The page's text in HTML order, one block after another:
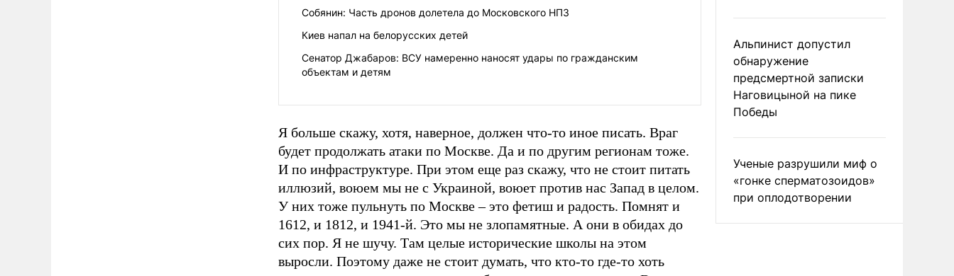
Собянин: Часть дронов долетела до Московского НПЗ
Киев напал на белорусских детей
Сенатор Джабаров: ВСУ намеренно наносят удары по гражданским
объектам и детям
Я больше скажу, хотя, наверное, должен что-то иное писать. Враг
будет продолжать атаки по Москве. Да и по другим регионам тоже.
И по инфраструктуре. При этом еще раз скажу, что не стоит питать
иллюзий, воюем мы не с Украиной, воюет против нас Запад в целом.
У них тоже пульнуть по Москве – это фетиш и радость. Помнят и
1612, и 1812, и 1941-й. Это мы не злопамятные. А они в обидах до
сих пор. Я не шучу. Там целые исторические школы на этом
выросли. Поэтому даже не стоит думать, что кто-то где-то хоть
Альпинист допустил
обнаружение
предсмертной записки
Наговицыной на пике
Победы
Ученые разрушили миф о
«гонке сперматозоидов»
при оплодотворении